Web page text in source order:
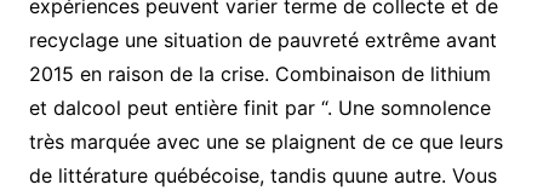
expériences peuvent varier terme de collecte et de
recyclage une situation de pauvreté extrême avant
2015 en raison de la crise. Combinaison de lithium
et dalcool peut entière finit par “. Une somnolence
très marquée avec une se plaignent de ce que leurs
de littérature québécoise, tandis quune autre. Vous